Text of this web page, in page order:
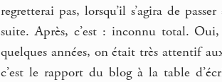
regretterai pas, lorsqu’il s’agira de
suite. Après, c’est : inconnu total.
quelques années, on était très attentif
c’est le rapport du blog à la table